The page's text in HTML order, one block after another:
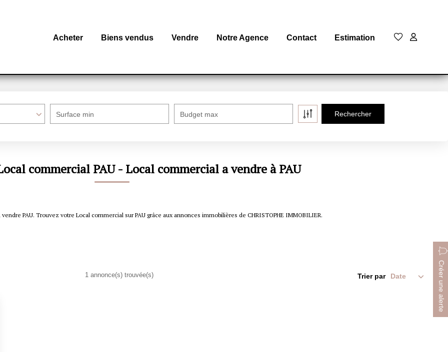
Acheter Biens vendus Vendre Notre Agence Contact Estimation
Surface min Budget max
commercial PAU - Local commercial a vendre à PAU
PAU. Trouvez votre Local commercial sur PAU grâce aux annonces immobilières de CHRISTOPHE IMMOBILIER.
Créer une alerte
1 annonce(s) trouvée(s) Trier par